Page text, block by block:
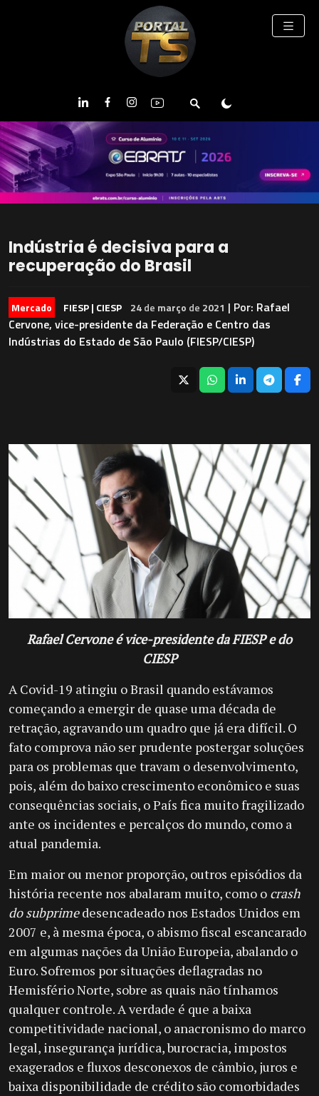
Indústria é decisiva para a
recuperação do Brasil
Mercado FIESP | CIESP 24de março de 2021 | Por: Rafael
Cervone, vice-presidente da Federação e Centro das
Indústrias do Estado de São Paulo (FIESP/CIESP)
Rafael Cervone é vice-presidente da FIESP e do
CIESP
A Covid-19 atingiu o Brasil quando estávamos
começando a emergir de quase uma década de
retração, agravando um quadro que já era difícil. O
fato comprova não ser prudente postergar soluções
para os problemas que travam o desenvolvimento,
pois, além do baixo crescimento econômico e suas
consequências sociais, o País fica muito fragilizado
ante os incidentes e percalços do mundo, como a
atual pandemia.
Em maior ou menor proporção, outros episódios da
história recente nos abalaram muito, como o crash
do subprimedesencadeado nos Estados Unidos em
2007 e, à mesma época, o abismo fiscal escancarado
em algumas nações da União Europeia, abalando o
Euro. Sofremos por situações deflagradas no
Hemisfério Norte, sobre as quais não tínhamos
qualquer controle. A verdade é que a baixa
competitividade nacional, o anacronismo do marco
legal, insegurança jurídica, burocracia, impostos
exagerados e fluxos desconexos de câmbio, juros e
baixa disponibilidade de crédito são comorbidades